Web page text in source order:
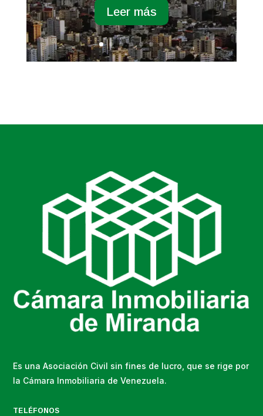
Leer más
Es una Asociación Civil sin fines de lucro, que se rige por
la Cámara Inmobiliaria de Venezuela.
TELÉFONOS